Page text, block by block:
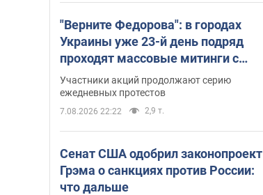
"Верните Федорова": в городах
Украины уже 23-й день подряд
проходят массовые митинги с
плакатами. Фото и видео
Участники акций продолжают серию
ежедневных протестов
7.08.2026 22:22 2,9 т.
Сенат США одобрил законопроект
Грэма о санкциях против России:
что дальше